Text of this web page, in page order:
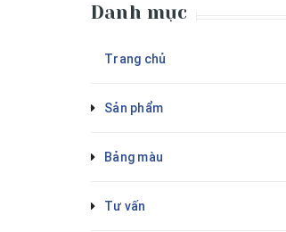
Danh mục
Trang chủ
Sản phẩm
Bảng màu
Tư vấn